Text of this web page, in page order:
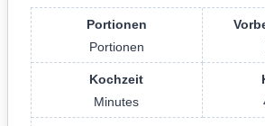
Portionen
Portionen
Kochzeit
Minutes